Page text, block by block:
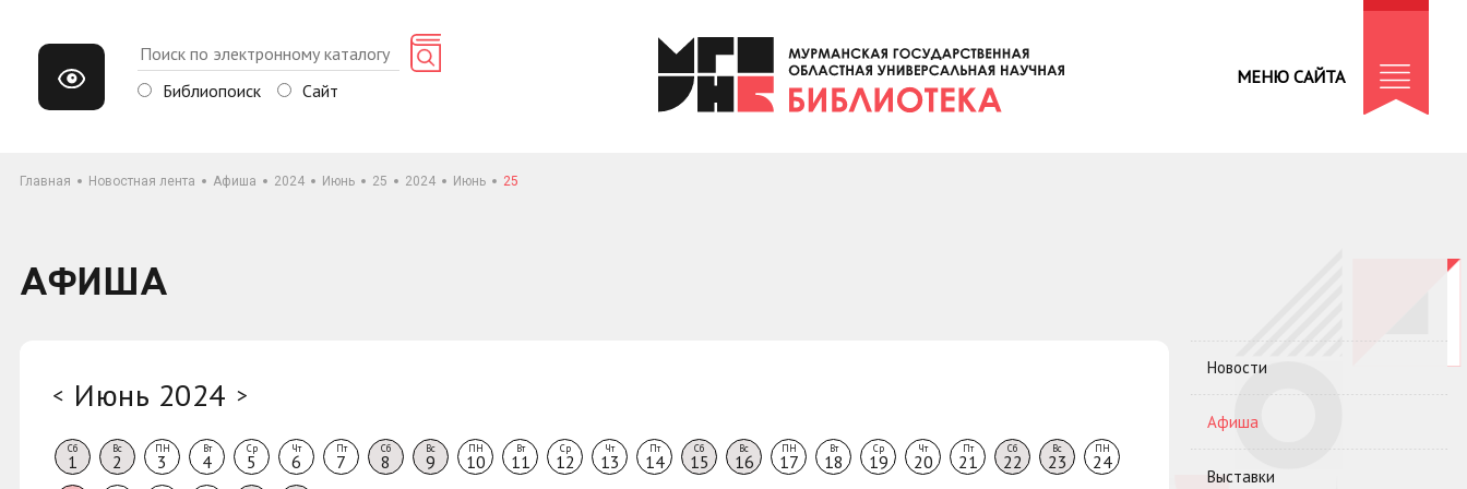
Библиопоиск Сайт
МЕНЮ САЙТА
Главная Новостная лента Афиша 2024 Июнь 25 2024 Июнь 25
АФИША
< Июнь 2024 >
Сб
1
Вс
2
ПН
3
Вт
4
Ср
5
Чт
6
Пт
7
Сб
8
Вс
9
ПН
10
Вт
11
Ср
12
Чт
13
Пт
14
Сб
15
Вс
16
ПН
17
Вт
18
Ср
19
Чт
20
Пт
21
Сб
22
Вс
23
ПН
24
Новости
Афиша
Выставки